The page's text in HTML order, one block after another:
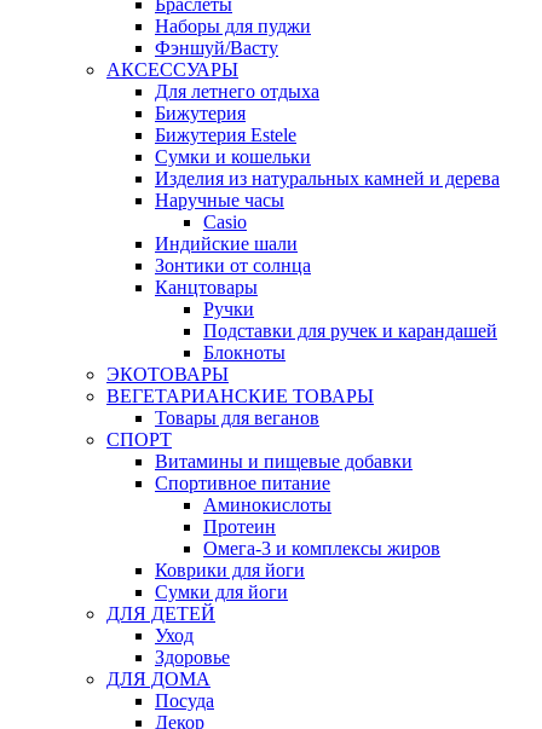
Браслеты
Наборы для пуджи
Фэншуй/Васту
АКСЕССУАРЫ
Для летнего отдыха
Бижутерия
Бижутерия Estele
Сумки и кошельки
Изделия из натуральных камней и дерева
Наручные часы
Casio
Индийские шали
Зонтики от солнца
Канцтовары
Ручки
Подставки для ручек и карандашей
Блокноты
ЭКОТОВАРЫ
ВЕГЕТАРИАНСКИЕ ТОВАРЫ
Товары для веганов
СПОРТ
Витамины и пищевые добавки
Спортивное питание
Аминокислоты
Протеин
Омега-3 и комплексы жиров
Коврики для йоги
Сумки для йоги
ДЛЯ ДЕТЕЙ
Уход
Здоровье
ДЛЯ ДОМА
Посуда
Декор